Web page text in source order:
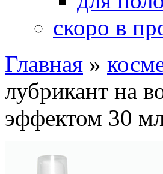
скоро в
Главная »
лубрикант на
эффектом 30